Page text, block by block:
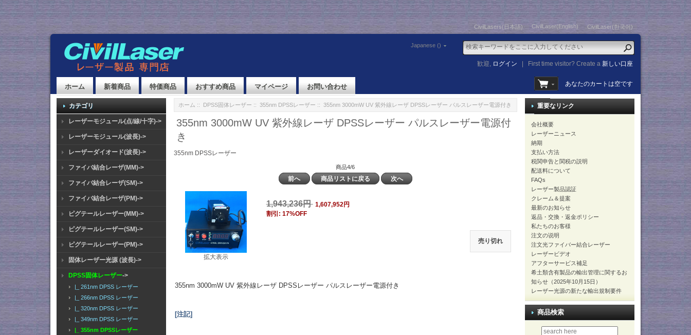
CivilLasers(日本語) CivilLaser(English) CivilLaser(한국어)
Japanese ()
歓迎, ログイン First time visitor? Create a新しい口座
ホーム 新着商品 特価商品 おすすめ商品 マイページ お問い合わせ あなたのカートは空です
カテゴリ
レーザーモジュール(点/線/十字)->
レーザーモジュール(波長)->
レーザーダイオード(波長)->
ファイバ結合レーザ(MM)->
ファイバ結合レーザ(SM)->
ファイバ結合レーザ(PM)->
ピグテールレーザー(MM)->
ピグテールレーザー(SM)->
ピグテールレーザー(PM)->
固体レーザー光源 (波長)->
DPSS固体レーザー->
|_ 261nm DPSS レーザー
|_ 266nm DPSS レーザー
|_ 320nm DPSS レーザー
|_ 349nm DPSS レーザー
|_ 355nm DPSSレーザー
ホーム :: DPSS固体レーザー :: 355nm DPSSレーザー :: 355nm 3000mW UV 紫外線レーザ DPSSレーザー パルスレーザー電源付き
355nm 3000mW UV 紫外線レーザ DPSSレーザー パルスレーザー電源付
き
355nm DPSSレーザー
商品4/6
前へ 商品リストに戻る 次へ
拡大表示
1,943,236円 1,607,952円
割引: 17%OFF
売り切れ
355nm 3000mW UV 紫外線レーザ DPSSレーザー パルスレーザー電源付き
[注記]
重要なリンク
会社概要
レーザーニュース
納期
支払い方法
税関申告と関税の説明
配送料について
FAQs
レーザー製品認証
クレーム＆提案
最新のお知らせ
返品・交換・返金ポリシー
私たちのお客様
注文の说明
注文光ファイバー結合レーザー
レーザービデオ
アフターサービス補足
希土類含有製品の輸出管理に関するお
知らせ（2025年10月15日）
レーザー光源の新たな輸出規制要件
商品検索